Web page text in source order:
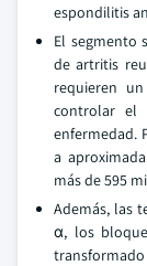
espondilitis
El segmento
de artritis
requieren
controlar el
enfermedad.
a
más de 595
Además, las
α, los